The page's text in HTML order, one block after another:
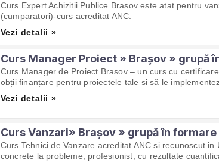
Curs Expert Achizitii Publice Brasov este atat pentru
(cumparatori)-curs acreditat ANC.
Vezi detalii »
Curs Manager Proiect » Brașov » grupă
Curs Manager de Proiect Brasov – un curs cu
obții finanțare pentru proiectele tale si să le
Vezi detalii »
Curs Vanzari» Brașov » grupă în
Curs Tehnici de Vanzare acreditat ANC si recunoscut
concrete la probleme, profesionist, cu rezultate